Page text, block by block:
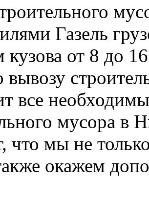
Газель
кузова от 8 до
вывозу
все
мусора в
что мы не
окажем